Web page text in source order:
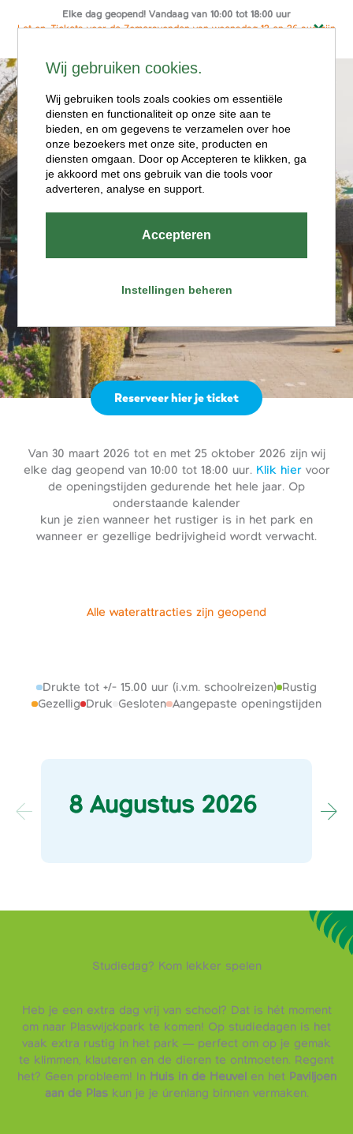
Elke dag geopend! Vandaag van 10:00 tot 18:00 uur
Let op: Tickets voor de Zomeravonden van woensdag 12 en 26 aug zijn
Ga
naar
de
inhoud
Openingstijde
n
Van 30 maart 2026 tot en met 25 oktober 2026 zijn wij
elke dag geopend van 10:00 tot 18:00 uur. Klik hiervoor
de openingstijden gedurende het hele jaar. Op
onderstaande kalender
kun je zien wanneer het rustiger is in het park en
wanneer er gezellige bedrijvigheid wordt verwacht.
Reserveer hier je ticket
Alle waterattracties zijn geopend
Aangepaste openingstijden
Druk
Drukte tot +/- 15.00 uur (i.v.m. schoolreizen)
Gesloten
Gezellig
Rustig
8 Augustus 2026
Studiedag? Kom lekker spelen
Heb je een extra dag vrij van school? Dat is hét moment
om naar Plaswijckpark te komen! Op studiedagen is het
vaak extra rustig in het park — perfect om op je gemak
te klimmen, klauteren en de dieren te ontmoeten. Regent
het? Geen probleem! In Huis in de Heuvelen het Paviljoen
aan de Plaskun je je úrenlang binnen vermaken.
Wij gebruiken cookies.
Wij gebruiken tools zoals cookies om essentiële
diensten en functionaliteit op onze site aan te
bieden, en om gegevens te verzamelen over hoe
onze bezoekers met onze site, producten en
diensten omgaan. Door op Accepteren te klikken, ga
je akkoord met ons gebruik van die tools voor
adverteren, analyse en support.
Accepteren
Instellingen beheren